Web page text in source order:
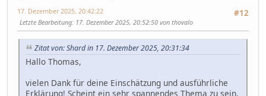
#12
17. Dezember 2025, 20:42:22
Letzte Bearbeitung: 17. Dezember 2025, 20:52:50 von thovalo
Zitat von: Shard in 17. Dezember 2025, 20:31:34
Hallo Thomas,
vielen Dank für deine Einschätzung und ausführliche
Erklärung! Scheint ein sehr spannendes Thema zu sein.